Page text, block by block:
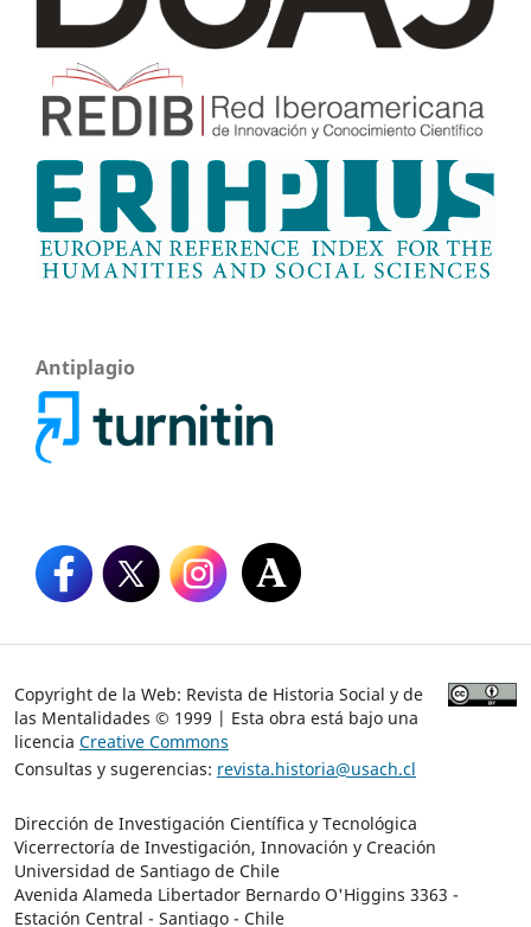
Antiplagio
Copyright de la Web: Revista de Historia Social y de
las Mentalidades © 1999 | Esta obra está bajo una
licencia Creative Commons
Consultas y sugerencias: revista.historia@usach.cl
Dirección de Investigación Científica y Tecnológica
Vicerrectoría de Investigación, Innovación y Creación
Universidad de Santiago de Chile
Avenida Alameda Libertador Bernardo O'Higgins 3363 -
Estación Central - Santiago - Chile